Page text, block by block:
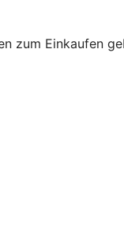
zum Einkaufen